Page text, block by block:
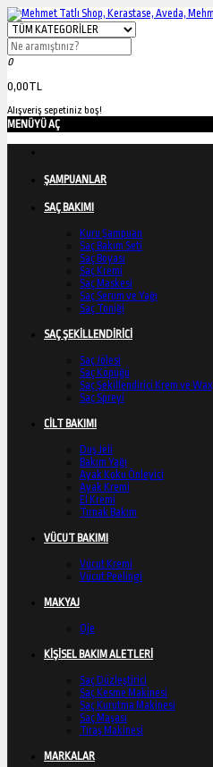
0
0,00TL
Alışveriş sepetiniz boş!
MENÜYÜ AÇ
ŞAMPUANLAR
SAÇ BAKIMI
Kuru Şampuan
Saç Bakım Seti
Saç Boyası
Saç Kremi
Saç Maskesi
Saç Serum ve Yağı
Saç Toniği
SAÇ ŞEKİLLENDİRİCİ
Saç Jölesi
Saç Köpüğü
Saç Şekillendirici Krem ve Wax
Saç Spreyi
CİLT BAKIMI
Duş Jeli
Bakım Yağı
Ayak Koku Önleyici
Ayak Kremi
El Kremi
Tırnak Bakım
VÜCUT BAKIMI
Vücut Kremi
Vücut Peelingi
MAKYAJ
Oje
KİŞİSEL BAKIM ALETLERİ
Saç Düzleştirici
Saç Kesme Makinesi
Saç Kurutma Makinesi
Saç Maşası
Tıraş Makinesi
MARKALAR